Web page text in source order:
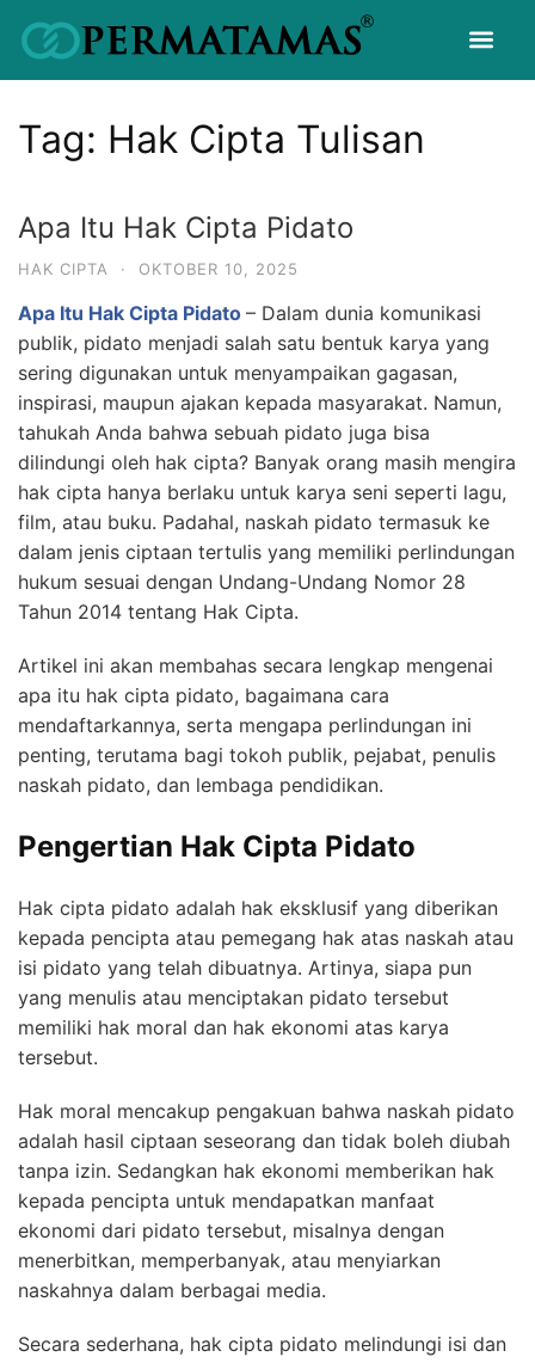
Tag: Hak Cipta Tulisan
Apa Itu Hak Cipta Pidato
HAK CIPTA · OKTOBER 10, 2025
Apa Itu Hak Cipta Pidato – Dalam dunia komunikasi
publik, pidato menjadi salah satu bentuk karya yang
sering digunakan untuk menyampaikan gagasan,
inspirasi, maupun ajakan kepada masyarakat. Namun,
tahukah Anda bahwa sebuah pidato juga bisa
dilindungi oleh hak cipta? Banyak orang masih mengira
hak cipta hanya berlaku untuk karya seni seperti lagu,
film, atau buku. Padahal, naskah pidato termasuk ke
dalam jenis ciptaan tertulis yang memiliki perlindungan
hukum sesuai dengan Undang-Undang Nomor 28
Tahun 2014 tentang Hak Cipta.
Artikel ini akan membahas secara lengkap mengenai
apa itu hak cipta pidato, bagaimana cara
mendaftarkannya, serta mengapa perlindungan ini
penting, terutama bagi tokoh publik, pejabat, penulis
naskah pidato, dan lembaga pendidikan.
Pengertian Hak Cipta Pidato
Hak cipta pidato adalah hak eksklusif yang diberikan
kepada pencipta atau pemegang hak atas naskah atau
isi pidato yang telah dibuatnya. Artinya, siapa pun
yang menulis atau menciptakan pidato tersebut
memiliki hak moral dan hak ekonomi atas karya
tersebut.
Hak moral mencakup pengakuan bahwa naskah pidato
adalah hasil ciptaan seseorang dan tidak boleh diubah
tanpa izin. Sedangkan hak ekonomi memberikan hak
kepada pencipta untuk mendapatkan manfaat
ekonomi dari pidato tersebut, misalnya dengan
menerbitkan, memperbanyak, atau menyiarkan
naskahnya dalam berbagai media.
Secara sederhana, hak cipta pidato melindungi isi dan